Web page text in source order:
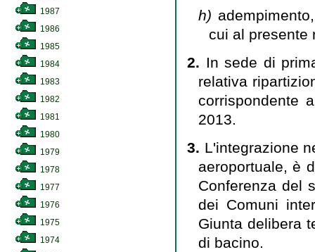
1987
1986
1985
1984
1983
1982
1981
1980
1979
1978
1977
1976
1975
1974
h)
cui al presente
2. In sede di
relativa
corrispondente
2013.
3. L'integrazione
aeroportuale, è
Conferenza del
dei Comuni
Giunta delibera
di bacino.